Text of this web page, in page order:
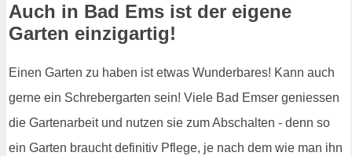
Auch in Bad Ems ist der eigene
Garten einzigartig!
Einen Garten zu haben ist etwas Wunderbares! Kann auch
gerne ein Schrebergarten sein! Viele Bad Emser geniessen
die Gartenarbeit und nutzen sie zum Abschalten - denn so
ein Garten braucht definitiv Pflege, je nach dem wie man ihn